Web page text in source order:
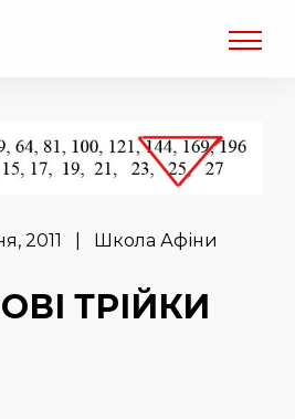
2011 | Школа Афіни
ТРІЙКИ